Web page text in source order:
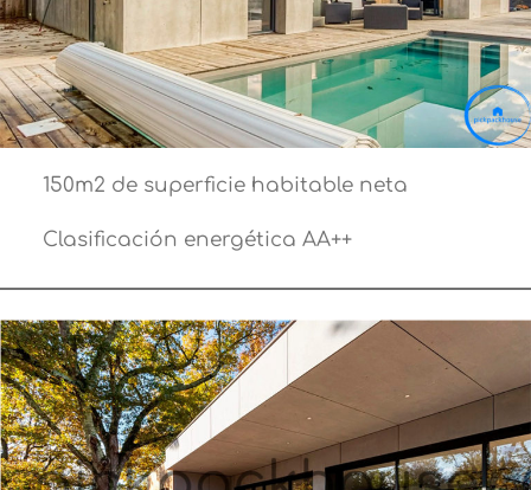
150m2 de superficie habitable neta
Clasificación energética AA++